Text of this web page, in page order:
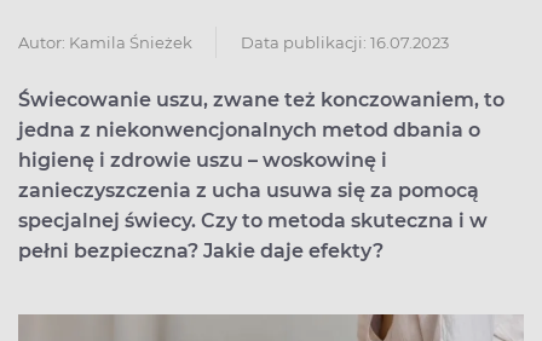
Autor: Kamila Śnieżek Data publikacji: 16.07.2023
Świecowanie uszu, zwane też konczowaniem, to
jedna z niekonwencjonalnych metod dbania o
higienę i zdrowie uszu – woskowinę i
zanieczyszczenia z ucha usuwa się za pomocą
specjalnej świecy. Czy to metoda skuteczna i w
pełni bezpieczna? Jakie daje efekty?